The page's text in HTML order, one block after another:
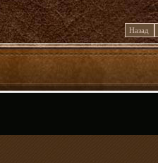
Назад